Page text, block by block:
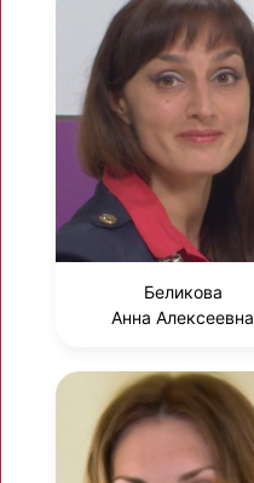
Беликова
Анна Алексеевна